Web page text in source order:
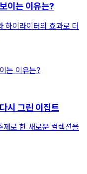
이는 이유는?
하이라이터의 효과로 더
시 그린 이집트
제로 한 새로운 컬렉션을